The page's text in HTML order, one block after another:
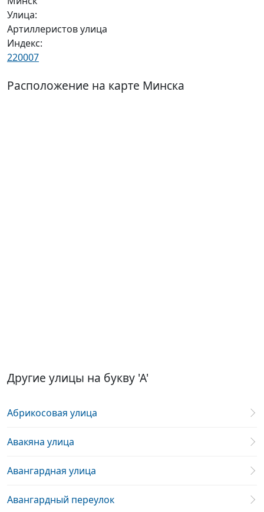
Улица:
Артиллеристов улица
Индекс:
220007
Расположение на карте Минска
Другие улицы на букву 'А'
Абрикосовая улица
Авакяна улица
Авангардная улица
Авангардный переулок